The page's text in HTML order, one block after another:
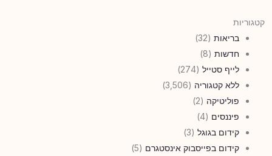
קטגוריות
בריאות (32)
חדשות (8)
לייף סטייל (274)
ללא קטגוריה (3,506)
פוליטיקה (2)
פיננסים (4)
קידום בגוגל (3)
קידום בפייסבוק אינסטגרם (5)